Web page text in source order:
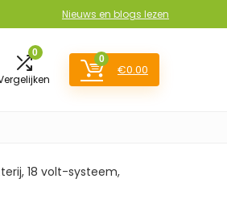
Nieuws en blogs lezen
0
0
€0.00
18 volt-systeem,